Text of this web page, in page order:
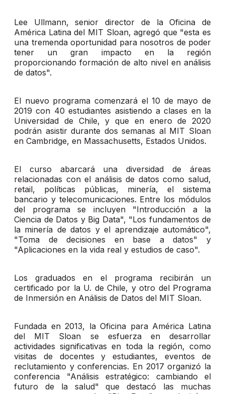
Lee Ullmann, senior director de la Oficina de
América Latina del MIT Sloan, agregó que "esta es
una tremenda oportunidad para nosotros de poder
tener un gran impacto en la región
proporcionando formación de alto nivel en análisis
de datos".
El nuevo programa comenzará el 10 de mayo de
2019 con 40 estudiantes asistiendo a clases en la
Universidad de Chile, y que en enero de 2020
podrán asistir durante dos semanas al MIT Sloan
en Cambridge, en Massachusetts, Estados Unidos.
El curso abarcará una diversidad de áreas
relacionadas con el análisis de datos como salud,
retail, políticas públicas, minería, el sistema
bancario y telecomunicaciones. Entre los módulos
del programa se incluyen "Introducción a la
Ciencia de Datos y Big Data", "Los fundamentos de
la minería de datos y el aprendizaje automático",
"Toma de decisiones en base a datos" y
"Aplicaciones en la vida real y estudios de caso".
Los graduados en el programa recibirán un
certificado por la U. de Chile, y otro del Programa
de Inmersión en Análisis de Datos del MIT Sloan.
Fundada en 2013, la Oficina para América Latina
del MIT Sloan se esfuerza en desarrollar
actividades significativas en toda la región, como
visitas de docentes y estudiantes, eventos de
reclutamiento y conferencias. En 2017 organizó la
conferencia "Análisis estratégico: cambiando el
futuro de la salud" que destacó las muchas